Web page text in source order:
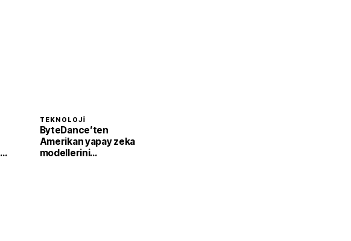
TEKNOLOJI
ByteDance’ten
Amerikan yapay zeka
modellerini